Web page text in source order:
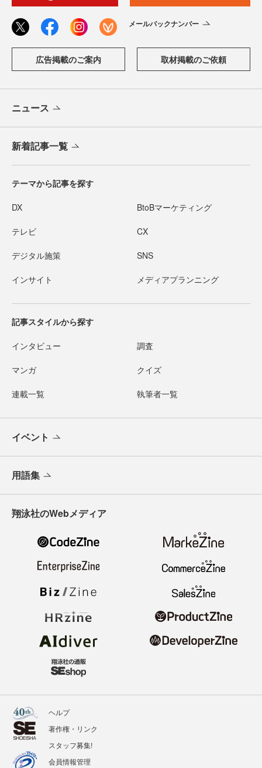
メールバックナンバー
広告掲載のご案内 取材掲載のご依頼
ニュース
新着記事一覧
テーマから記事を探す
DX BtoBマーケティング
テレビ CX
デジタル施策 SNS
インサイト メディアプランニング
記事スタイルから探す
インタビュー 調査
マンガ クイズ
連載一覧 執筆者一覧
イベント
用語集
翔泳社のWebメディア
ヘルプ
著作権・リンク
スタッフ募集!
会員情報管理